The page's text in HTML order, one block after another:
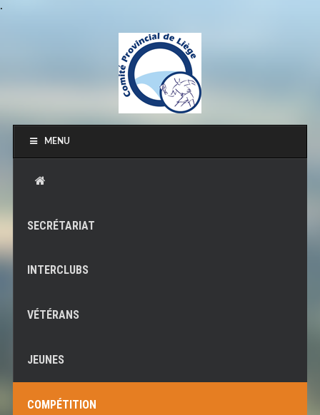
.
MENU
SECRÉTARIAT
INTERCLUBS
VÉTÉRANS
JEUNES
COMPÉTITION